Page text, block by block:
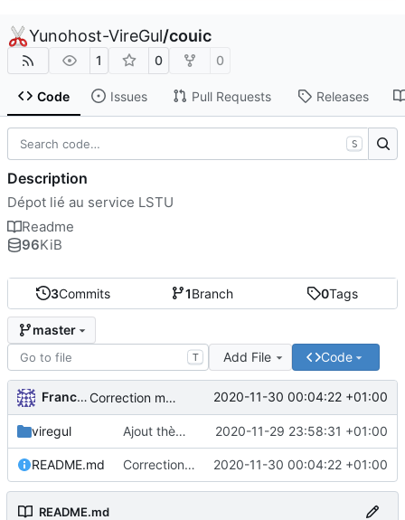
Yunohost-VireGul/couic
1 0 0
Code Issues Pull Requests Releases
3Commits 1Branch 0Tags
master
T Add File Code
FrancoisA Correction markdown 2020-11-30 00:04:22 +01:00
viregul Ajout thème Viregul 2020-11-29 23:58:31 +01:00
README.md Correction markdown 2020-11-30 00:04:22 +01:00
README.md
S
Description
Dépot lié au service LSTU
Readme
96KiB